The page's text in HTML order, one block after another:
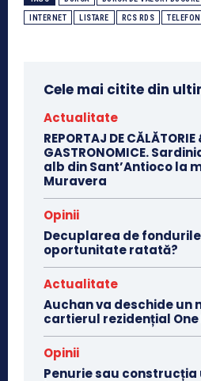
INTERNET LISTARE RCS RDS
Cele mai citite din
Actualitate
REPORTAJ DE
GASTRONOMICE.
alb din Sant’Antioco la
Muravera
Opinii
Decuplarea de
oportunitate ratată?
Actualitate
Auchan va deschide un
cartierul rezidențial
Opinii
Penurie sau